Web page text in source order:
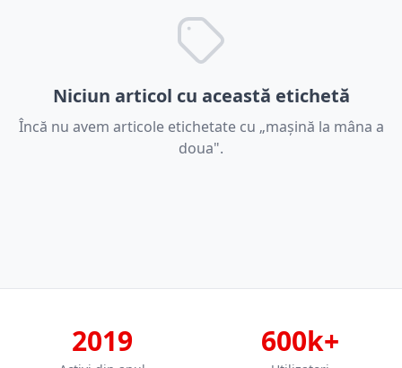
Niciun articol cu această etichetă
Încă nu avem articole etichetate cu „mașină la mâna a
doua".
2019 600k+